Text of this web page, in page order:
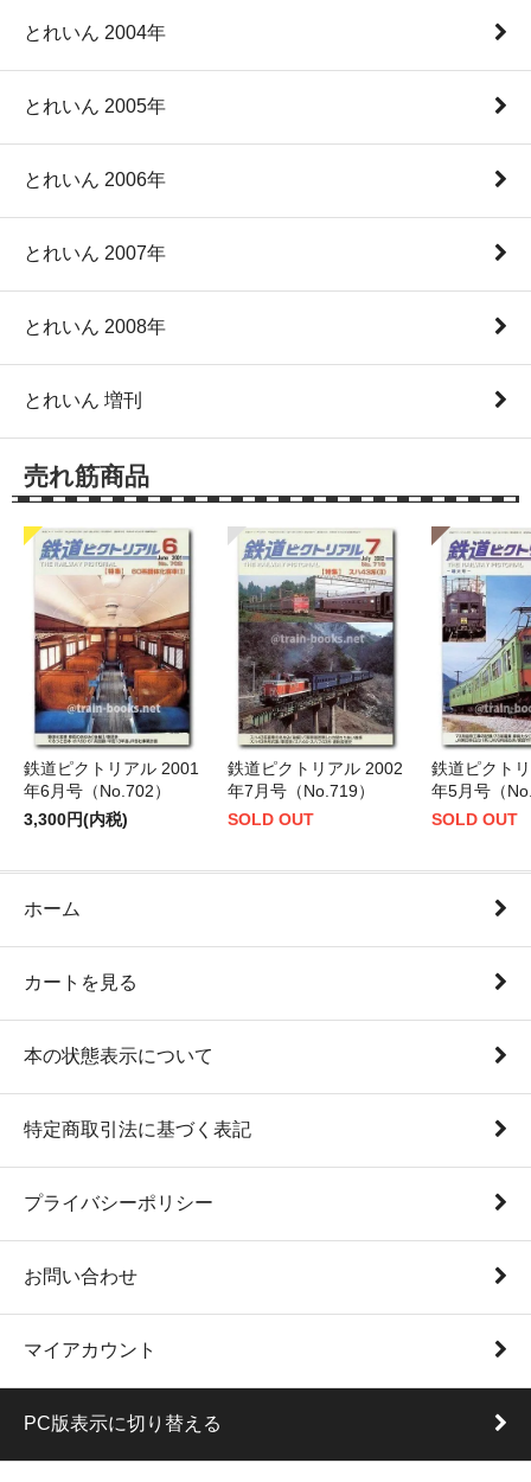
とれいん 2004年
とれいん 2005年
とれいん 2006年
とれいん 2007年
とれいん 2008年
とれいん 増刊
売れ筋商品
鉄道ピクトリアル 2001
年6月号（No.702）
3,300円(内税)
鉄道ピクトリアル 2002
年7月号（No.719）
SOLD OUT
鉄道ピクト
年5月号（
SOLD OUT
ホーム
カートを見る
本の状態表示について
特定商取引法に基づく表記
プライバシーポリシー
お問い合わせ
マイアカウント
PC版表示に切り替える